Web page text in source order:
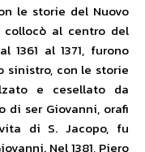
le storie del Nuovo
collocò al centro del
1361 al 1371, furono
con le storie
e cesellato da
di ser Giovanni, orafi
di S. Jacopo, fu
Nel 1381, Piero